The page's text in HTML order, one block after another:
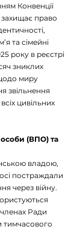
Конвенції
право
та сімейні
року в реєстрі
зниклих
щодо миру
звільнення
цивільних
(ВПО) та
владою,
постраждали
через війну.
Ради
тимчасового